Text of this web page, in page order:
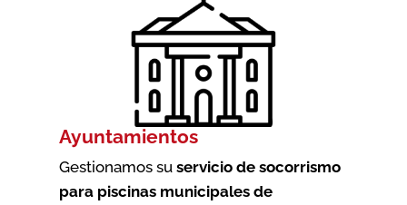
Ayuntamientos
Gestionamos su servicio de socorrismo
para piscinas municipales de